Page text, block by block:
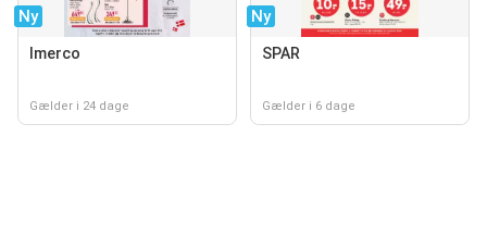
Ny
Imerco
Gælder i 24 dage
Ny
SPAR
Gælder i 6 dage